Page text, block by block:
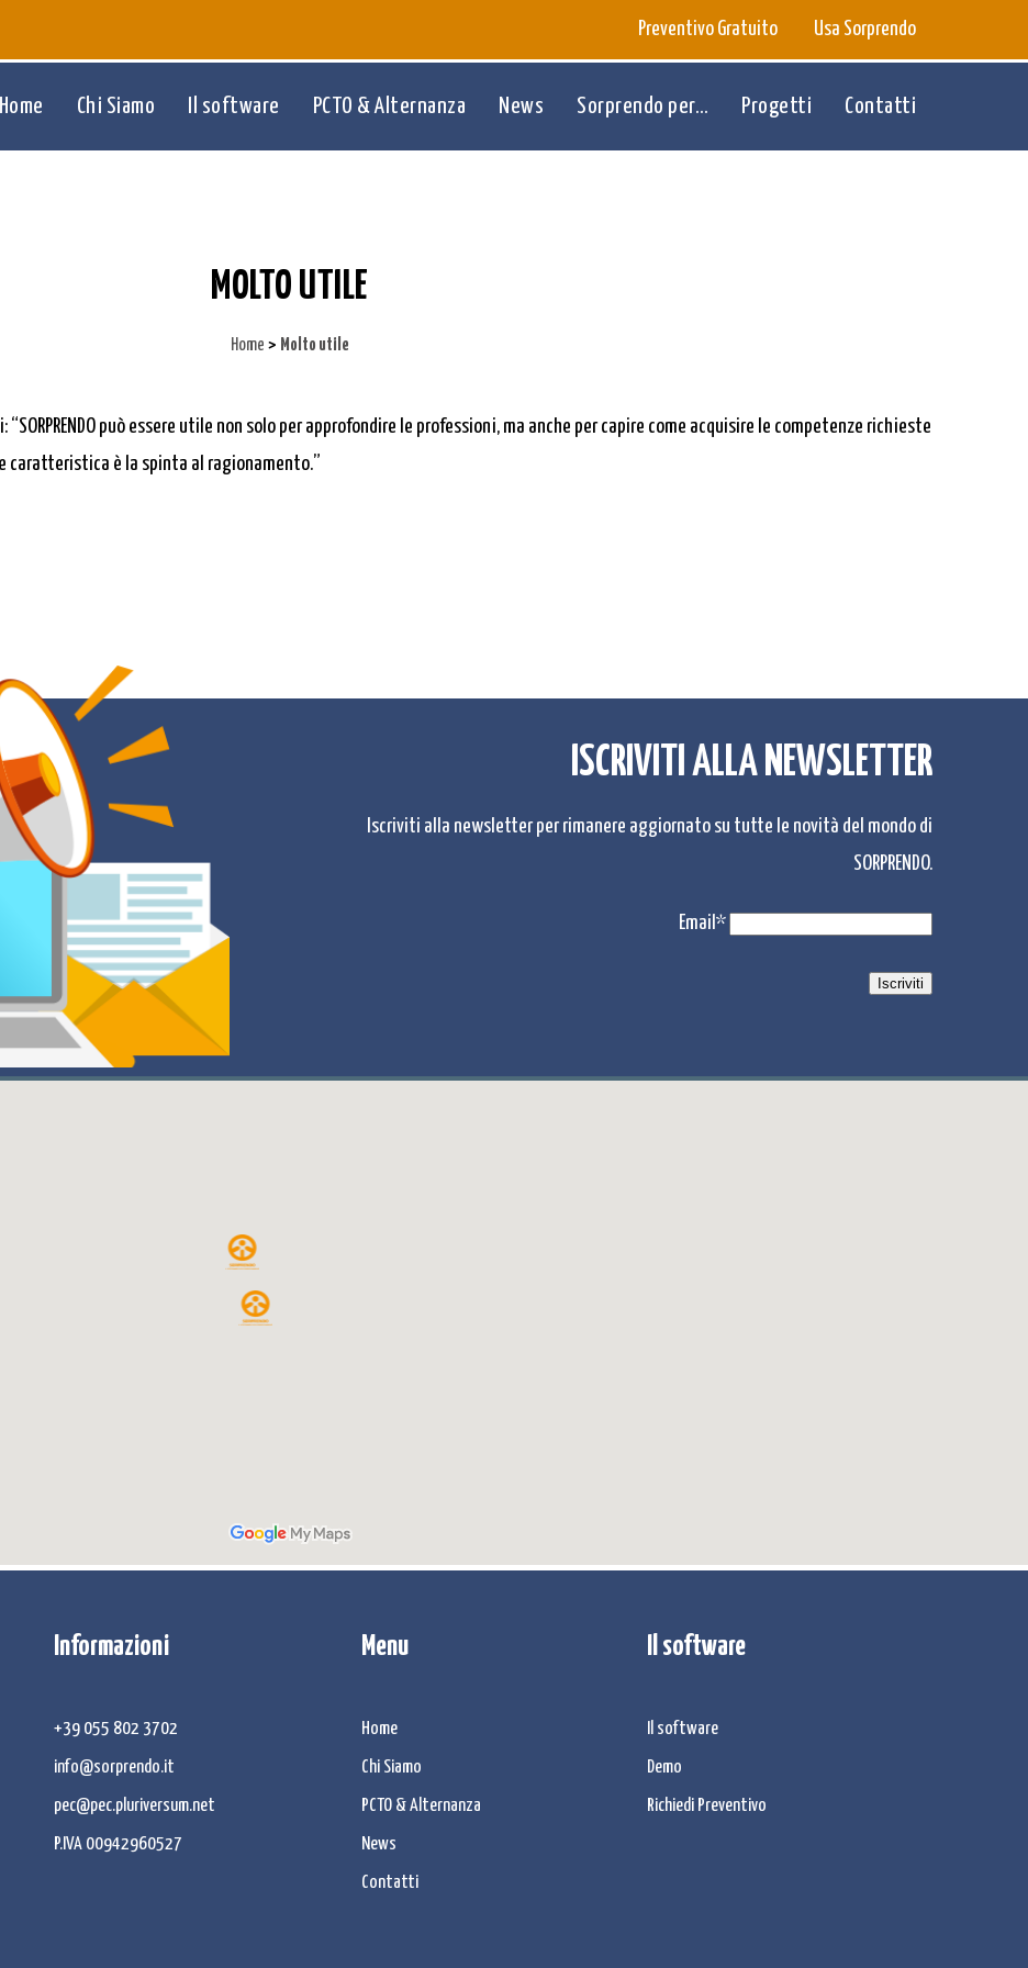
Preventivo Gratuito Usa Sorprendo
Home Chi Siamo Il software PCTO & Alternanza News Sorprendo per… Progetti Contatti
MOLTO UTILE
Home > Molto utile
“SORPRENDO può essere utile non solo per approfondire le professioni, ma anche per capire come acquisire le competenze richieste
caratteristica è la spinta al ragionamento.”
ISCRIVITI ALLA NEWSLETTER
Iscriviti alla newsletter per rimanere aggiornato su tutte le novità del mondo di
SORPRENDO.
Email*
Informazioni
+39 055 802 3702
info@sorprendo.it
pec@pec.pluriversum.net
P.IVA 00942960527
Menu
Home
Chi Siamo
PCTO & Alternanza
News
Contatti
Il software
Il software
Demo
Richiedi Preventivo